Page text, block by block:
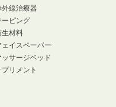
外線治療器
ーピング
生材料
ェイスペーパー
ッサージベッド
プリメント